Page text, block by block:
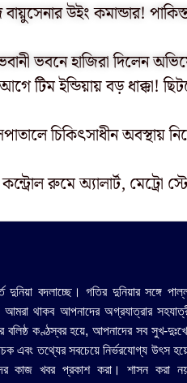
বায়ুসেনার উইং কমান্ডার!
ভবনে হাজিরা দিলেন
আগে টিম ইন্ডিয়ায় বড় ধাক্কা!
চিকিৎসাধীন অবস্থায়
রুমে অ্যালার্ট, মেট্রো
বদলাচ্ছে। গতির দুনিয়ার সঙ্গে
থাকব আপনাদের অগ্রযাত্রার
বলিষ্ঠ কণ্ঠস্বর হয়ে, আপনাদের সব সুখ-
এবং তথ্যের সবচেয়ে নির্ভরযোগ্য উ‍ৎস
কাজ খবর প্রকাশ করা। শাসন করা